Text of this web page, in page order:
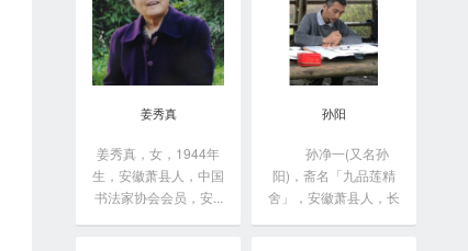
姜秀真
姜秀真，女，1944年
生，安徽萧县人，中国
书法家协会会员，安...
孙阳
孙净一(又名孙
阳)，斋名「九品莲精
舍」，安徽萧县人，长